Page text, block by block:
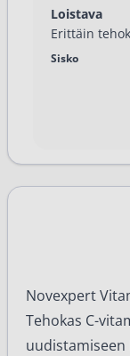
Loistava
Erittäin
Sisko
Novexpert
Tehokas C-
uudistamiseen